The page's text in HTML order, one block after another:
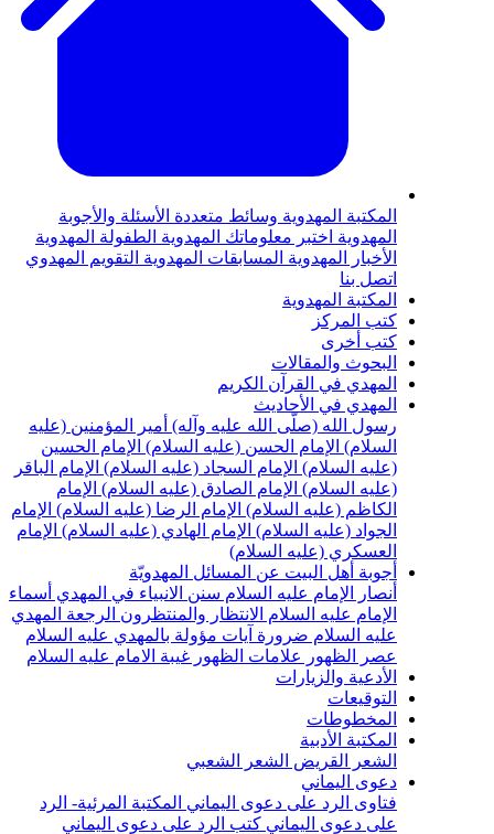
المهدويةوسائط متعددةالأسئلة والأجوبة
اختبر معلوماتك المهدويةالطفولة المهدوية
المهدويةالمسابقات المهدويةالتقويم المهدوي
المهدوية
والمقالات
في القرآن الكريم
في الأحاديث
الله (صلّى الله عليه وآله) أمير المؤمنين (عليه
الإمام الحسن (عليه السلام) الإمام الحسين
الإمام السجاد (عليه السلام) الإمام الباقر
الإمام الصادق (عليه السلام) الإمام
(عليه السلام) الإمام الرضا (عليه السلام) الإمام
(عليه السلام) الإمام الهادي (عليه السلام) الإمام
(عليه السلام)
أهل البيت عن المسائل المهدويّة
الإمام عليه السلامسنن الانبياء في المهديأسماء
عليه السلامالانتظار والمنتظرونالرجعةالمهدي
السلام ضرورة آيات مؤولة بالمهدي عليه السلام
علامات الظهورغيبة الامام عليه السلام
والزيارات
الأدبية
الشعر الشعبي
اليماني
الرد على دعوى اليماني المكتبة المرئية- الرد
دعوى اليماني كتب الرد على دعوى اليماني